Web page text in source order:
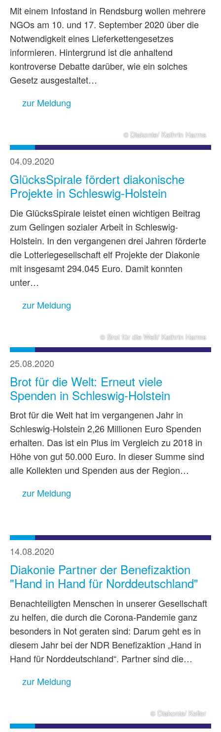
Mit einem Infostand in Rendsburg wollen mehrere
NGOs am 10. und 17. September 2020 über die
Notwendigkeit eines Lieferkettengesetzes
informieren. Hintergrund ist die anhaltend
kontroverse Debatte darüber, wie ein solches
Gesetz ausgestaltet…
zur Meldung
© Diakonie/ Kathrin Harms
04.09.2020
GlücksSpirale fördert diakonische
Projekte in Schleswig-Holstein
Die GlücksSpirale leistet einen wichtigen Beitrag
zum Gelingen sozialer Arbeit in Schleswig-
Holstein. In den vergangenen drei Jahren förderte
die Lotteriegesellschaft elf Projekte der Diakonie
mit insgesamt 294.045 Euro. Damit konnten
unter…
zur Meldung
© Brot für die Welt/ Kathrin Harms
25.08.2020
Brot für die Welt: Erneut viele
Spenden in Schleswig-Holstein
Brot für die Welt hat im vergangenen Jahr in
Schleswig-Holstein 2,26 Millionen Euro Spenden
erhalten. Das ist ein Plus im Vergleich zu 2018 in
Höhe von gut 50.000 Euro. In dieser Summe sind
alle Kollekten und Spenden aus der Region…
zur Meldung
14.08.2020
Diakonie Partner der Benefizaktion
"Hand in Hand für Norddeutschland"
Benachteiligten Menschen in unserer Gesellschaft
zu helfen, die durch die Corona-Pandemie ganz
besonders in Not geraten sind: Darum geht es in
diesem Jahr bei der NDR Benefizaktion „Hand in
Hand für Norddeutschland“. Partner sind die…
zur Meldung
© Diakonie/ Keller